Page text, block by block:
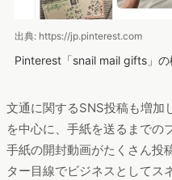
出典: https://jp.pinterest.com
Pinterest「snail mail gifts」の
文通に関するSNS投稿も増
を中心に、手紙を送るまでの
手紙の開封動画がたくさん投
ター目線でビジネスとしてス